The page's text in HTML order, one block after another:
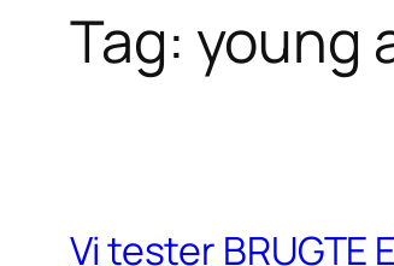
Tag: young
Vi tester BRUGTE